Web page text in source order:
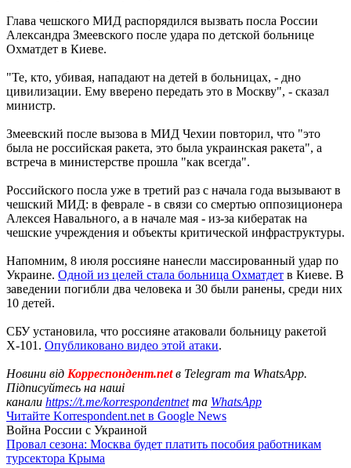
Глава чешского МИД распорядился вызвать посла России
Александра Змеевского после удара по детской больнице
Охматдет в Киеве.
"Те, кто, убивая, нападают на детей в больницах, - дно
цивилизации. Ему вверено передать это в Москву", - сказал
министр.
Змеевский после вызова в МИД Чехии повторил, что "это
была не российская ракета, это была украинская ракета", а
встреча в министерстве прошла "как всегда".
Российского посла уже в третий раз с начала года вызывают в
чешский МИД: в феврале - в связи со смертью оппозиционера
Алексея Навального, а в начале мая - из-за кибератак на
чешские учреждения и объекты критической инфраструктуры.
Напомним, 8 июля россияне нанесли массированный удар по
Украине. Одной из целей стала больница Охматдет в Киеве. В
заведении погибли два человека и 30 были ранены, среди них
10 детей.
СБУ установила, что россияне атаковали больницу ракетой
Х-101. Опубликовано видео этой атаки.
Новини від Корреспондент.netв Telegram та WhatsApp.
Підписуйтесь на наші
канали https://t.me/korrespondentnetта WhatsApp
Читайте Korrespondent.net в Google News
Война России с Украиной
Провал сезона: Москва будет платить пособия работникам
турсектора Крыма